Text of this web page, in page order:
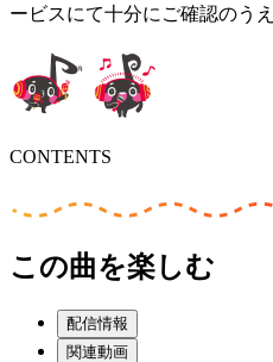
ービスにて十分にご確認のう
CONTENTS
この曲を楽しむ
配信情報
関連動画